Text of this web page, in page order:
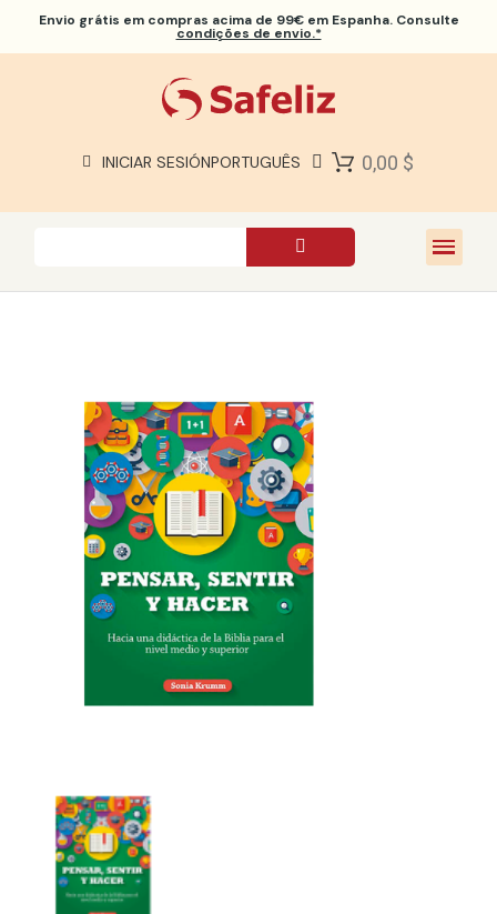
Envio grátis em compras acima de 99€ em Espanha. Consulte
condições de envio.*
INICIAR SESIÓNPORTUGUÊS 0,00 $
SOBRE NÓS